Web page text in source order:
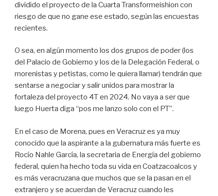
dividido el proyecto de la Cuarta Transformeishion con
riesgo de que no gane ese estado, según las encuestas
recientes.
O sea, en algún momento los dos grupos de poder (los
del Palacio de Gobierno y los de la Delegación Federal, o
morenistas y petistas, como le quiera llamar) tendrán que
sentarse a negociar y salir unidos para mostrar la
fortaleza del proyecto 4T en 2024. No vaya a ser que
luego Huerta diga “pos me lanzo solo con el PT”.
En el caso de Morena, pues en Veracruz es ya muy
conocido que la aspirante a la gubernatura más fuerte es
Rocío Nahle García, la secretaria de Energía del gobierno
federal, quien ha hecho toda su vida en Coatzacoalcos y
es más veracruzana que muchos que se la pasan en el
extranjero y se acuerdan de Veracruz cuando les